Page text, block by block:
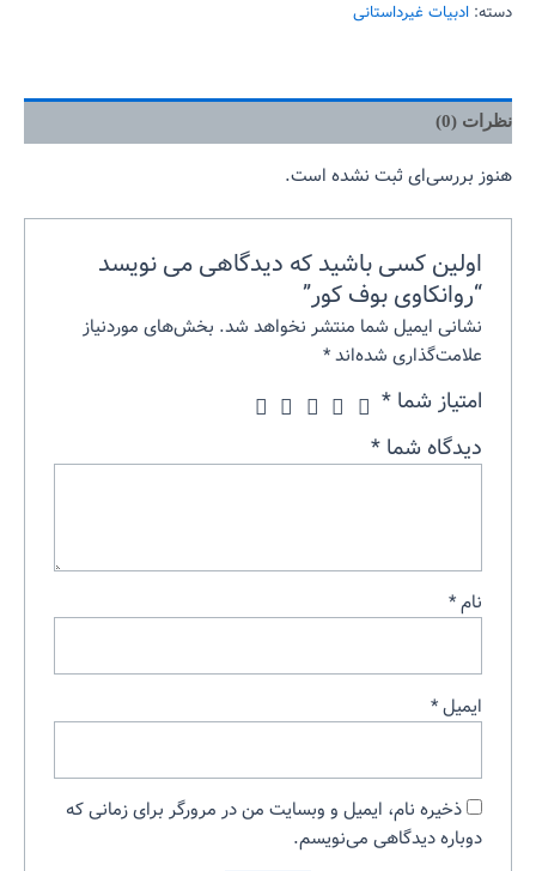
دسته: ادبیات غیرداستانی
نظرات (0)
هنوز بررسی‌ای ثبت نشده است.
اولین کسی باشید که دیدگاهی می نویسد
“روانکاوی بوف کور”
نشانی ایمیل شما منتشر نخواهد شد. بخش‌های موردنیاز
علامت‌گذاری شده‌اند*
امتیاز شما*
دیدگاه شما*
نام*
ایمیل*
ذخیره نام، ایمیل و وبسایت من در مرورگر برای زمانی که
دوباره دیدگاهی می‌نویسم.